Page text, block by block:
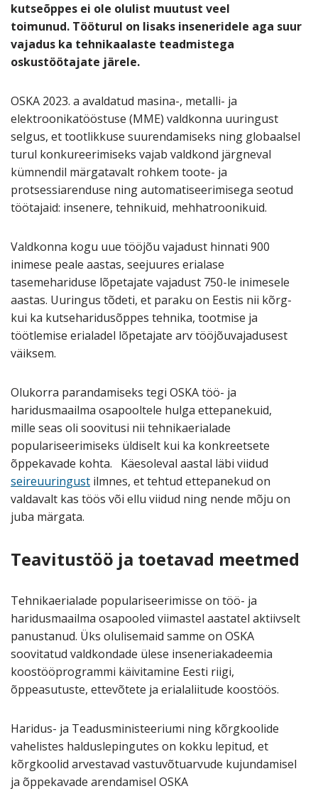
kutseõppes ei ole olulist muutust veel
toimunud. Tööturul on lisaks inseneridele aga suur
vajadus ka tehnikaalaste teadmistega
oskustöötajate järele.
OSKA 2023. a avaldatud masina-, metalli- ja
elektroonikatööstuse (MME) valdkonna uuringust
selgus, et tootlikkuse suurendamiseks ning globaalsel
turul konkureerimiseks vajab valdkond järgneval
kümnendil märgatavalt rohkem toote- ja
protsessiarenduse ning automatiseerimisega seotud
töötajaid: insenere, tehnikuid, mehhatroonikuid.
Valdkonna kogu uue tööjõu vajadust hinnati 900
inimese peale aastas, seejuures erialase
tasemehariduse lõpetajate vajadust 750-le inimesele
aastas. Uuringus tõdeti, et paraku on Eestis nii kõrg-
kui ka kutseharidusõppes tehnika, tootmise ja
töötlemise erialadel lõpetajate arv tööjõuvajadusest
väiksem.
Olukorra parandamiseks tegi OSKA töö- ja
haridusmaailma osapooltele hulga ettepanekuid,
mille seas oli soovitusi nii tehnikaerialade
populariseerimiseks üldiselt kui ka konkreetsete
õppekavade kohta. Käesoleval aastal läbi viidud
seireuuringust ilmnes, et tehtud ettepanekud on
valdavalt kas töös või ellu viidud ning nende mõju on
juba märgata.
Teavitustöö ja toetavad meetmed
Tehnikaerialade populariseerimisse on töö- ja
haridusmaailma osapooled viimastel aastatel aktiivselt
panustanud. Üks olulisemaid samme on OSKA
soovitatud valdkondade ülese inseneriakadeemia
koostööprogrammi käivitamine Eesti riigi,
õppeasutuste, ettevõtete ja erialaliitude koostöös.
Haridus- ja Teadusministeeriumi ning kõrgkoolide
vahelistes halduslepingutes on kokku lepitud, et
kõrgkoolid arvestavad vastuvõtuarvude kujundamisel
ja õppekavade arendamisel OSKA